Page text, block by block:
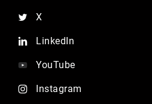
X
LinkedIn
YouTube
Instagram